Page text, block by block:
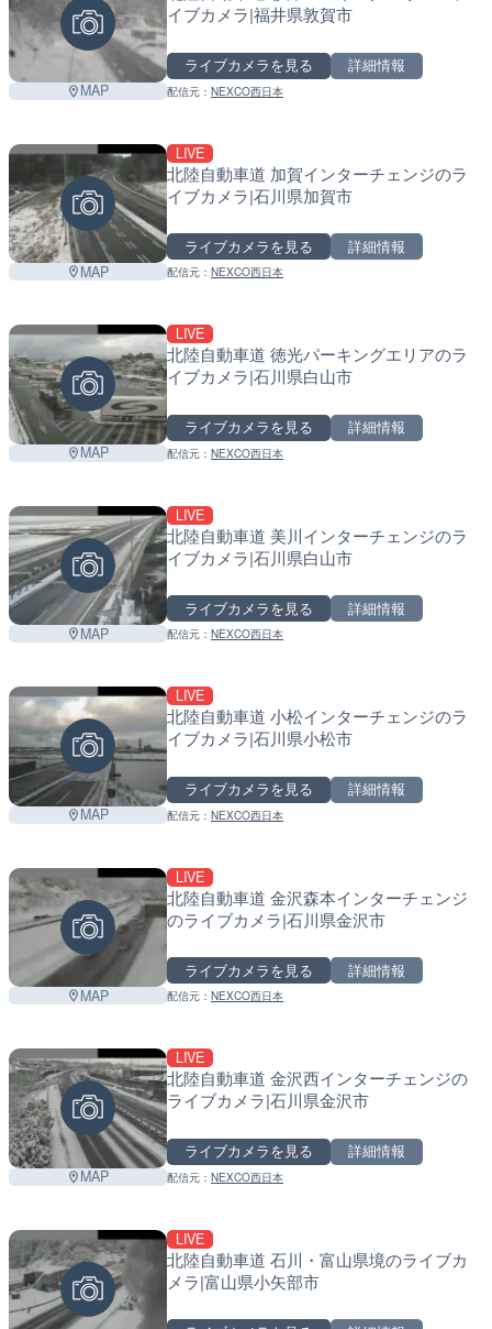
MAP
イブカメラ|福井県敦賀市
ライブカメラを見る 詳細情報
配信元： NEXCO西日本
MAP
LIVE
北陸自動車道 加賀インターチェンジのラ
イブカメラ|石川県加賀市
ライブカメラを見る 詳細情報
配信元： NEXCO西日本
MAP
LIVE
北陸自動車道 徳光パーキングエリアのラ
イブカメラ|石川県白山市
ライブカメラを見る 詳細情報
配信元： NEXCO西日本
MAP
LIVE
北陸自動車道 美川インターチェンジのラ
イブカメラ|石川県白山市
ライブカメラを見る 詳細情報
配信元： NEXCO西日本
MAP
LIVE
北陸自動車道 小松インターチェンジのラ
イブカメラ|石川県小松市
ライブカメラを見る 詳細情報
配信元： NEXCO西日本
MAP
LIVE
北陸自動車道 金沢森本インターチェンジ
のライブカメラ|石川県金沢市
ライブカメラを見る 詳細情報
配信元： NEXCO西日本
MAP
LIVE
北陸自動車道 金沢西インターチェンジの
ライブカメラ|石川県金沢市
ライブカメラを見る 詳細情報
配信元： NEXCO西日本
LIVE
北陸自動車道 石川・富山県境のライブカ
メラ|富山県小矢部市